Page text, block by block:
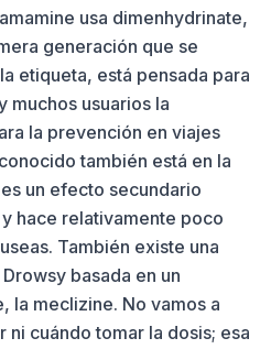
usa dimenhydrinate,
generación que se
etiqueta, está pensada para
muchos usuarios la
la prevención en viajes
también está en la
un efecto secundario
hace relativamente poco
También existe una
basada en un
la meclizine. No vamos a
cuándo tomar la dosis; esa